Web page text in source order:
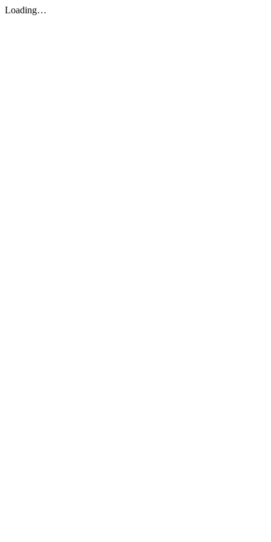
Loading…